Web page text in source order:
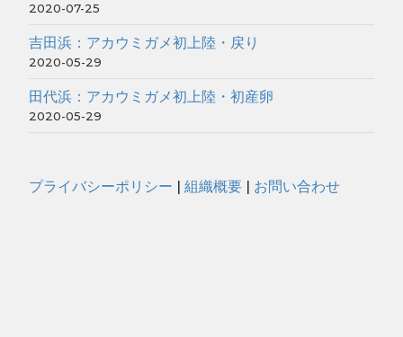
2020-07-25
吉田浜：アカウミガメ初上陸・戻り
2020-05-29
田代浜：アカウミガメ初上陸・初産卵
2020-05-29
プライバシーポリシー 組織概要 お問い合わせ